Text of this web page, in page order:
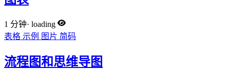
1 分钟· loading
表格 示例 图片 简码
流程图和思维导图